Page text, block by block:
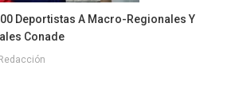
Deportistas A Macro-Regionales Y
Conade
Redacción